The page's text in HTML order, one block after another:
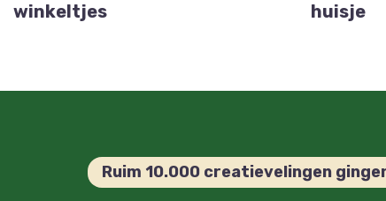
winkeltjes
huisje
Ruim 10.000 creatievelingen